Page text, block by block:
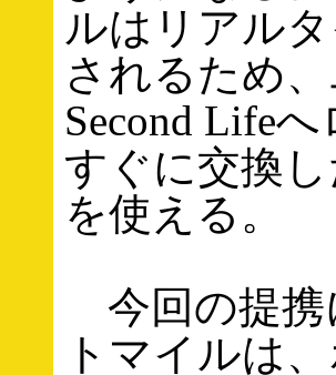
ルはリアル
されるため
Second Life
すぐに交換
を使える。
今回の提携
トマイルは